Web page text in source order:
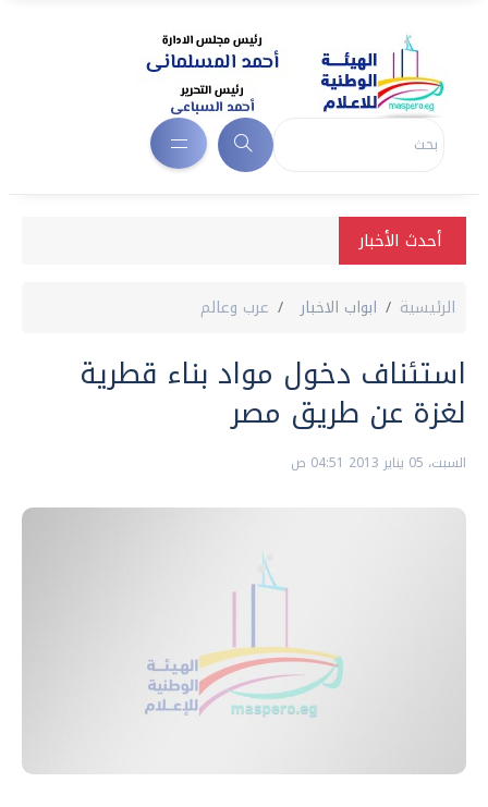
أحدث الأخبار
الرئيسية ابواب الاخبار عرب وعالم
استئناف دخول مواد بناء قطرية
لغزة عن طريق مصر
السبت، 05 يناير 2013 04:51 ص